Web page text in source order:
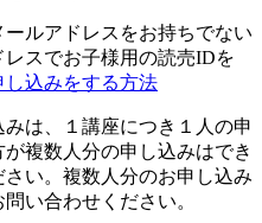
ルアドレスをお持ちでない
スでお子様用の読売IDを
し込みをする方法
は、１講座につき１人の申
複数人分の申し込みはでき
い。複数人分のお申し込み
い合わせください。